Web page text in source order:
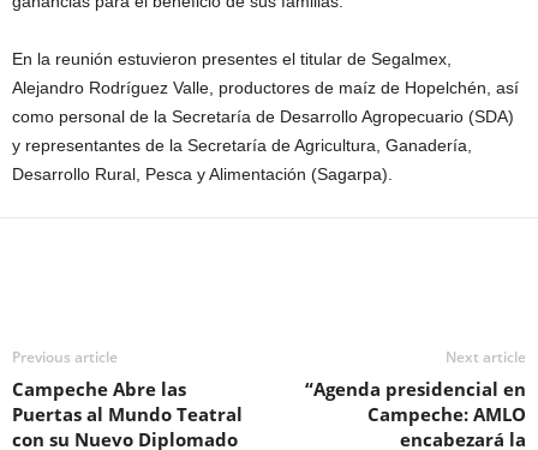
En la reunión estuvieron presentes el titular de Segalmex,
Alejandro Rodríguez Valle, productores de maíz de Hopelchén, así
como personal de la Secretaría de Desarrollo Agropecuario (SDA)
y representantes de la Secretaría de Agricultura, Ganadería,
Desarrollo Rural, Pesca y Alimentación (Sagarpa).
Previous article
Campeche Abre las
Puertas al Mundo Teatral
con su Nuevo Diplomado
Next article
“Agenda presidencial en
Campeche: AMLO
encabezará la